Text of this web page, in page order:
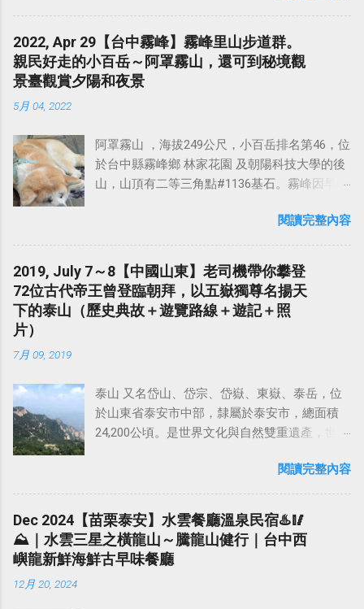
化，豐富自己的人生經驗，寫下自己的故事，
這不就是旅行的意義嗎？ 2019年夏天，藉著一
次到蘇州出差的機會，和在上海出差的同事相
約，找個週末，搭一趟高鐵，來武夷山品一壺
大紅袍，感受當地的茶文化，靜享怡然自得。
壯麗的山河，以及有故事的歷史古蹟。而距離
上海不遠，且最有名的 黃山 、 泰山 這些風景
名勝，之前來大陸出差時都去過了，剩下的山
平的「 武夷山 」莫屬了。 武夷山位於福建省北
部，是世界文化與自然遺產雙重遺產地，曾被
《 孤星旅遊指南 》評為「 全球十大最幸福地方
」之一。 武夷山還具有豐富的歷史文化遺產，
道教傳說、懸棺文化讓這裡的山水更多了一分
了碧水丹峰的美景，共有36峰布列在武夷溪兩
岸。溪水清碧，浪環九曲，乘竹筏游溪，可兼
覽山水之勝。1999年武夷山被聯合國教科文組
織批准列入《 世界遺產名錄 》，成為世界文化
名山碧水之間，住於幔亭峰下，茹芝飲瀑，遁
跡養生， 教人開墾荒地，種植糧食棉花、花
果、茶葉，挖井取水。成為福建彭氏始祖。後
2022, Apr 29【台中霧峰】霧峰里山步道群。
親民好走的小百岳～阿罩霧山，還可到秘境觀
景臺觀賞夕陽和夜景
5月 04, 2022
阿罩霧山 ，海拔249公尺，小百岳排名第46，位
於台中縣霧峰鄉 林家花園 及朝陽科技大學的後
山，山頂有二等三角點#1136基石。霧峰因早期
昆族貓羅社所居之地的原住民族 阿罩霧社 ） 。
山頂擁有二等三角點，山頂附近遍植鳳梨及龍
眼樹，山頂雜草叢生，不過沿途的產業道路視
野佳。 山頂附近遍植鳳梨及龍眼樹，沿途的產
業道路視野佳，可近觀台灣三大惡地形之一的
草屯九九群峰；遠觀，則雪山山脈諸峰歷歷在
攀登，尤以3至7月鳳梨盛產期。 【阿罩霧的由
來】 乾隆29年續修臺灣府志載：阿罩霧最早稱
作「 貓羅新莊 」，因在貓羅堡內新形成之村
這樣「阿罩霧」的稱呼，可能翻譯土著族社名
Ataabu 作阿罩霧，或云因一帶經常籠罩濃霧峰
舊稱為「阿罩霧」，其地名由來有兩種說法：
一是當地聚落建在山麓，晨間經常濃霧籠罩，
故稱之；另一則認為「阿罩霧」是當地原土著
閱讀完整內容
2019, July 7～8【中國山東】老司機帶你攀登
72位古代帝王曾登臨朝拜，以五嶽獨尊名揚天
下的泰山（歷史典故＋遊覽路線＋遊記＋照
片）
7月 09, 2019
泰山 又名岱山、岱宗、岱嶽、東嶽、泰岳，位
於山東省泰安市中部，隸屬於泰安市，總面積
24,200公頃。是世界文化與自然雙重遺產，世界
風景名勝區，國家5A級旅遊景區。 泰山的主峰
「 玉皇頂 」海拔1545米，氣勢雄偉磅礴，有「
五嶽之首 」、「 天下第一山 」的之稱。在漢族
傳統文化中，泰山一直有「五嶽獨尊」的美
譽。自秦始皇封禪泰山後，歷朝歷代帝王不斷
在泰山封禪和祭祀，並且在泰山上下建廟塑
閱讀完整內容
Dec 2024【苗栗泰安】水雲餐廳溫泉民宿♨️🥢
⛰️｜水雲三星之橫龍山～騰龍山健行｜台中西
嶼龍新鮮海鮮古早味餐廳
12月 20, 2024